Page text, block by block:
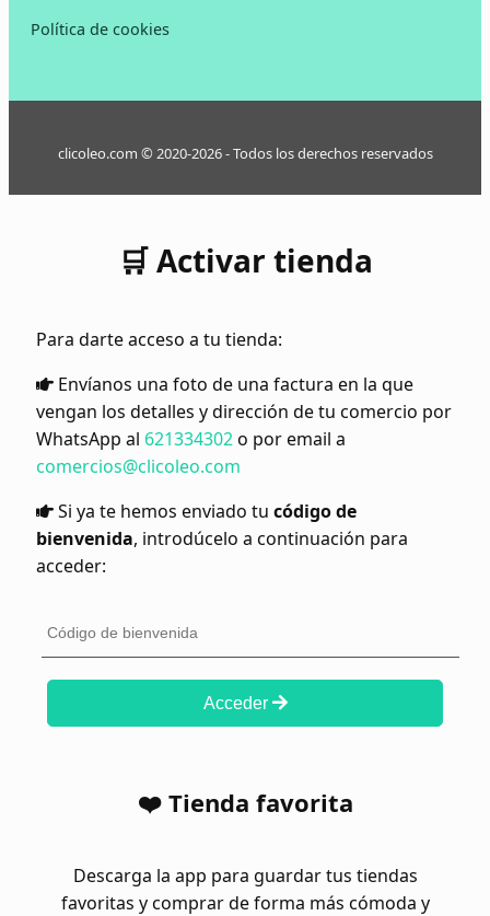
Política de cookies
clicoleo.com © 2020-2026 - Todos los derechos reservados
🛒 Activar tienda
Para darte acceso a tu tienda:
Envíanos una foto de una factura en la que
vengan los detalles y dirección de tu comercio por
WhatsApp al 621334302o por email a
comercios@clicoleo.com
Si ya te hemos enviado tu código de
bienvenida, introdúcelo a continuación para
acceder:
Acceder
❤️ Tienda favorita
Descarga la app para guardar tus tiendas
favoritas y comprar de forma más cómoda y